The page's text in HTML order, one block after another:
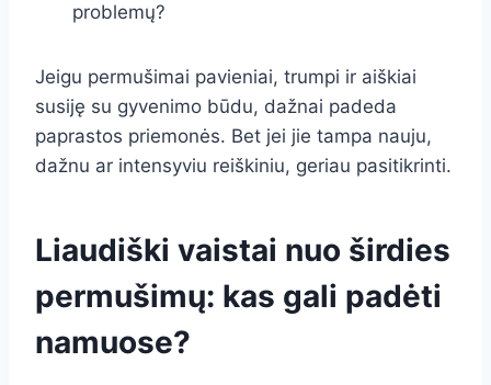
problemų?
Jeigu permušimai pavieniai, trumpi ir aiškiai
susiję su gyvenimo būdu, dažnai padeda
paprastos priemonės. Bet jei jie tampa nauju,
dažnu ar intensyviu reiškiniu, geriau pasitikrinti.
Liaudiški vaistai nuo širdies
permušimų: kas gali padėti
namuose?